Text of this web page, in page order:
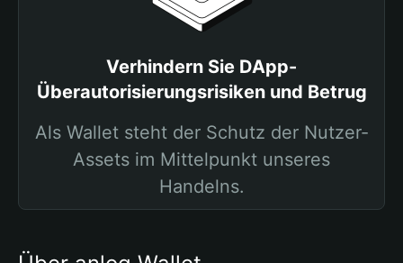
Verhindern Sie DApp-
Überautorisierungsrisiken und Betrug
Als Wallet steht der Schutz der Nutzer-
Assets im Mittelpunkt unseres
Handelns.